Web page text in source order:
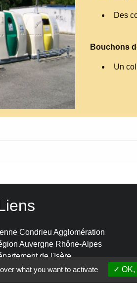
Des
Bouchons
Un
Condrieu Agglomération
Auvergne Rhône-Alpes
de l'Isère
Rives du Rhône
what you want to activate OK,